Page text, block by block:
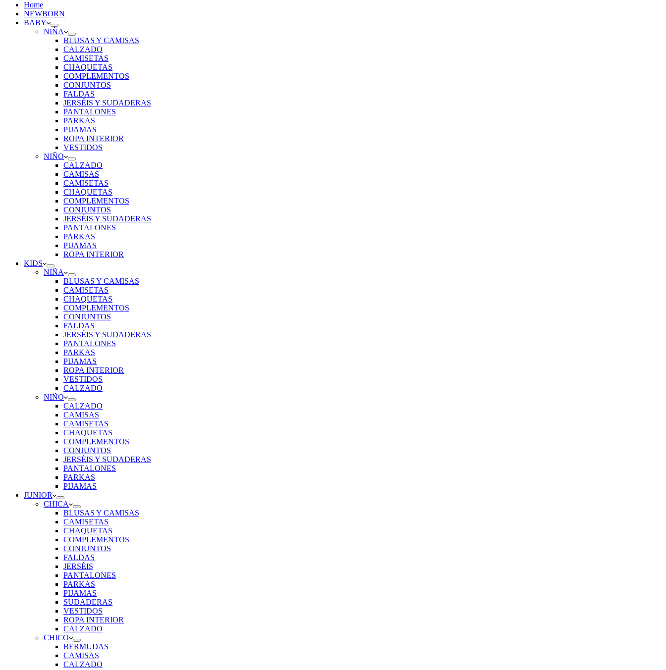
Home
NEWBORN
BABY
NIÑA
BLUSAS Y CAMISAS
CALZADO
CAMISETAS
CHAQUETAS
COMPLEMENTOS
CONJUNTOS
FALDAS
JERSÉIS Y SUDADERAS
PANTALONES
PARKAS
PIJAMAS
ROPA INTERIOR
VESTIDOS
NIÑO
CALZADO
CAMISAS
CAMISETAS
CHAQUETAS
COMPLEMENTOS
CONJUNTOS
JERSÉIS Y SUDADERAS
PANTALONES
PARKAS
PIJAMAS
ROPA INTERIOR
KIDS
NIÑA
BLUSAS Y CAMISAS
CAMISETAS
CHAQUETAS
COMPLEMENTOS
CONJUNTOS
FALDAS
JERSÉIS Y SUDADERAS
PANTALONES
PARKAS
PIJAMAS
ROPA INTERIOR
VESTIDOS
CALZADO
NIÑO
CALZADO
CAMISAS
CAMISETAS
CHAQUETAS
COMPLEMENTOS
CONJUNTOS
JERSÉIS Y SUDADERAS
PANTALONES
PARKAS
PIJAMAS
JUNIOR
CHICA
BLUSAS Y CAMISAS
CAMISETAS
CHAQUETAS
COMPLEMENTOS
CONJUNTOS
FALDAS
JERSÉIS
PANTALONES
PARKAS
PIJAMAS
SUDADERAS
VESTIDOS
ROPA INTERIOR
CALZADO
CHICO
BERMUDAS
CAMISAS
CALZADO